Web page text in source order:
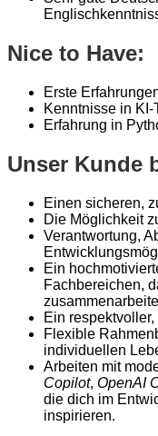
Nice to Have:
Erste
Kenntnisse in KI-
Erfahrung in
Unser Kunde
Einen sicheren,
Die Möglichkeit
Verantwortung,
Ein
Fachbereichen,
Ein
Flexible Ra
individuellen
Arbeiten mit
Copilot, OpenAI
die dich im
inspirieren.